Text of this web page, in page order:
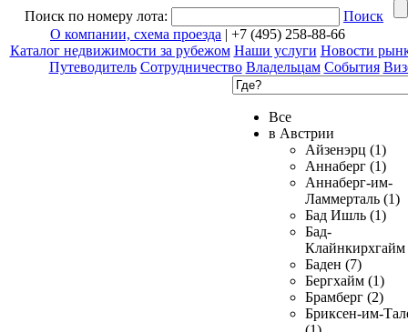
Поиск по номеру лота:
Поиск
О компании, схема проезда | +7 (495) 258-88-66
Каталог недвижимости за рубежом Наши услуги Новости
Путеводитель Сотрудничество Владельцам События
Все
в Австрии
Айзенэрц (1)
Аннаберг (1)
Аннаберг-им-
Ламмерталь (1)
Бад Ишль (1)
Бад-
Клайнкирхгайм
Баден (7)
Бергхайм (1)
Брамберг (2)
Бриксен-им-